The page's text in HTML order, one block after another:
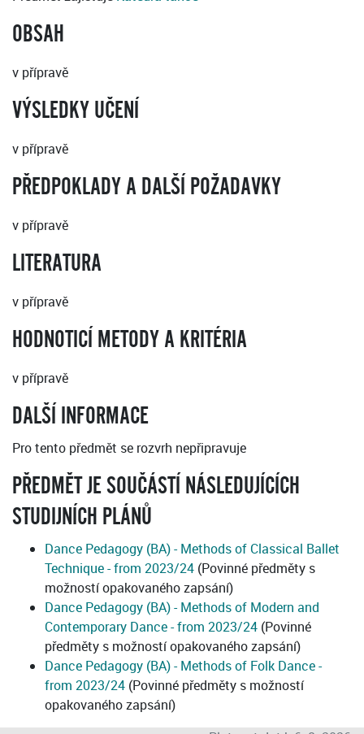
OBSAH
v přípravě
VÝSLEDKY UČENÍ
v přípravě
PŘEDPOKLADY A DALŠÍ POŽADAVKY
v přípravě
LITERATURA
v přípravě
HODNOTICÍ METODY A KRITÉRIA
v přípravě
DALŠÍ INFORMACE
Pro tento předmět se rozvrh nepřipravuje
PŘEDMĚT JE SOUČÁSTÍ NÁSLEDUJÍCÍCH
STUDIJNÍCH PLÁNŮ
Dance Pedagogy (BA) - Methods of Classical Ballet
Technique - from 2023/24 (Povinné předměty s
možností opakovaného zapsání)
Dance Pedagogy (BA) - Methods of Modern and
Contemporary Dance - from 2023/24 (Povinné
předměty s možností opakovaného zapsání)
Dance Pedagogy (BA) - Methods of Folk Dance -
from 2023/24 (Povinné předměty s možností
opakovaného zapsání)